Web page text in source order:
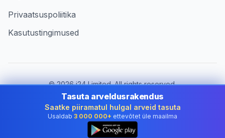
Privaatsuspoliitika
Kasutustingimused
©2026i24 Limited. All rights reserved.
Ettevõtetele riigis Estonia
Muuda riiki:
Estonia
Tasuta arveldusrakendus
Saatke piiramatul hulgal arveid tasuta
Usaldab 3 000 000+ ettevõtet üle maailma